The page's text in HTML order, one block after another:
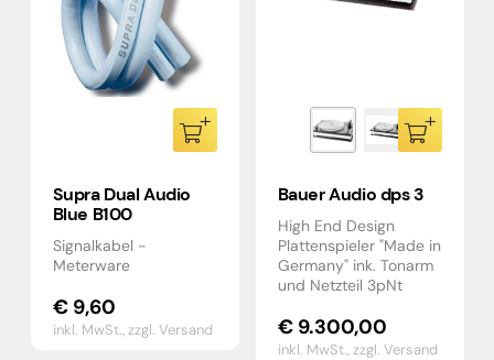
Supra Dual Audio
Blue B100
Signalkabel -
Meterware
€9,60
inkl. MwSt.,zzgl. Versand
Bauer Audio dps 3
High End Design
Plattenspieler "Made in
Germany" ink. Tonarm
und Netzteil 3pNt
€9.300,00
inkl. MwSt.,zzgl. Versand